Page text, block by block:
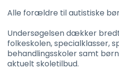
Alle forældre til autistiske
Undersøgelsen dækker
folkeskolen, specialklasser,
behandlingsskoler samt
aktuelt skoletilbud.